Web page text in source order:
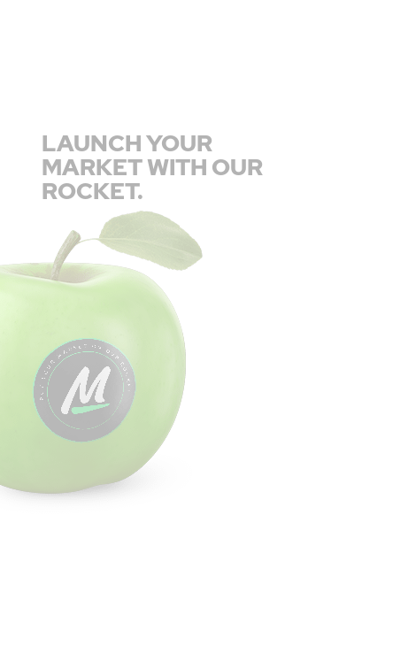
LAUNCH YOUR
MARKET WITH OUR
ROCKET.